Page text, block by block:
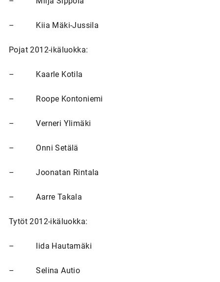
– Kiia Mäki-Jussila
Pojat 2012-ikäluokka:
– Kaarle Kotila
– Roope Kontoniemi
– Verneri Ylimäki
– Onni Setälä
– Joonatan Rintala
– Aarre Takala
Tytöt 2012-ikäluokka:
– Iida Hautamäki
– Selina Autio